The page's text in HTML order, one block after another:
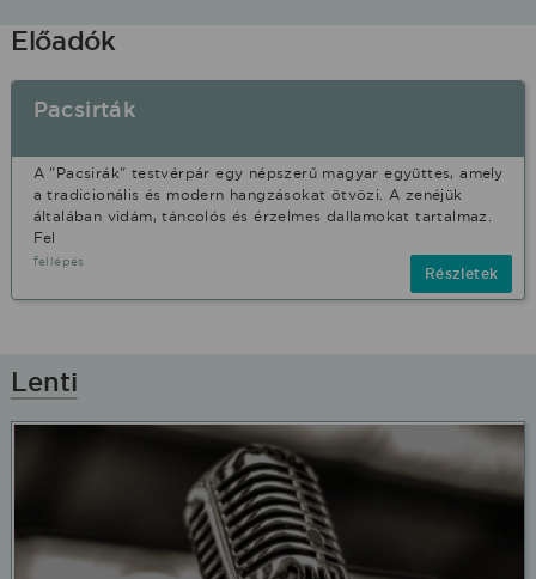
Előadók
Pacsirták
A "Pacsirák" testvérpár egy népszerű magyar együttes, amely
a tradicionális és modern hangzásokat ötvözi. A zenéjük
általában vidám, táncolós és érzelmes dallamokat tartalmaz.
Fel
fellépés
Részletek
Lenti